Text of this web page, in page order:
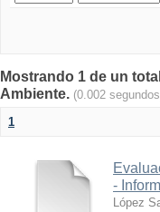
Mostrando 1 de un
Ambiente. (0.002
1
-
López